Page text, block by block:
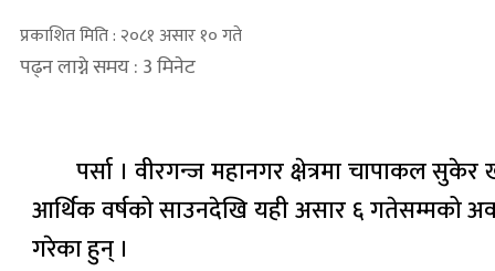
प्रकाशित मिति : २०८१ असार १० गते
पढ्न लाग्ने समय : 3 मिनेट
पर्सा । वीरगन्ज महानगर क्षेत्रमा चापाकल
आर्थिक वर्षको साउनदेखि यही असार ६ गतेसम्मको
गरेका हुन् ।